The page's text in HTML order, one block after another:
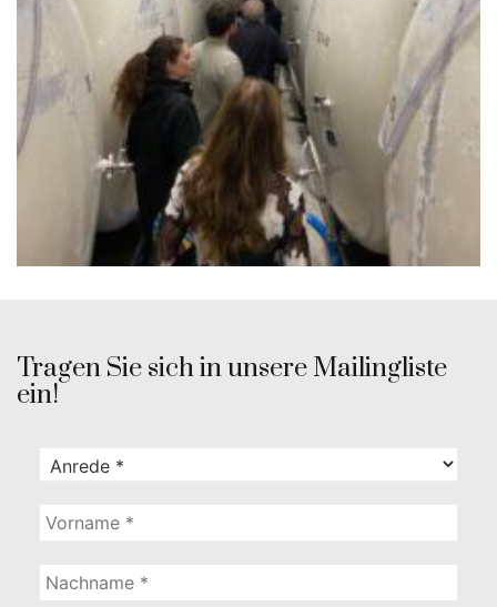
Tragen Sie sich in unsere Mailingliste
ein!